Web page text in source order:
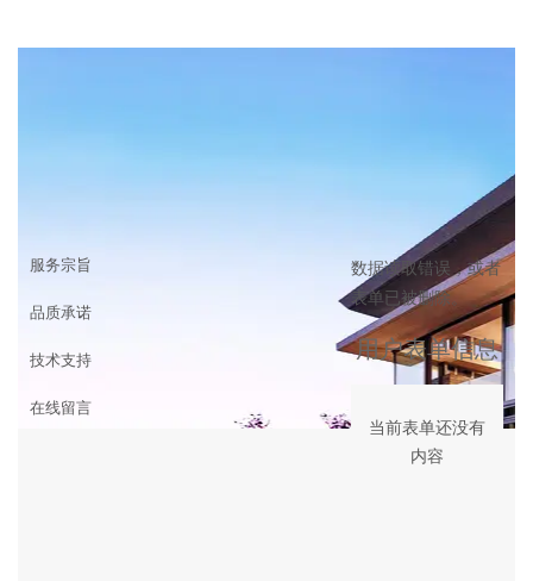
服务宗旨
品质承诺
技术支持
在线留言
数据读取错误，或者
表单已被删除。
用户表单信息
当前表单还没有
内容